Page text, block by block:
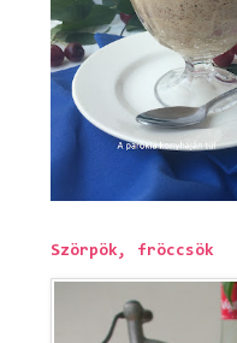
Szörpök, fröccsök